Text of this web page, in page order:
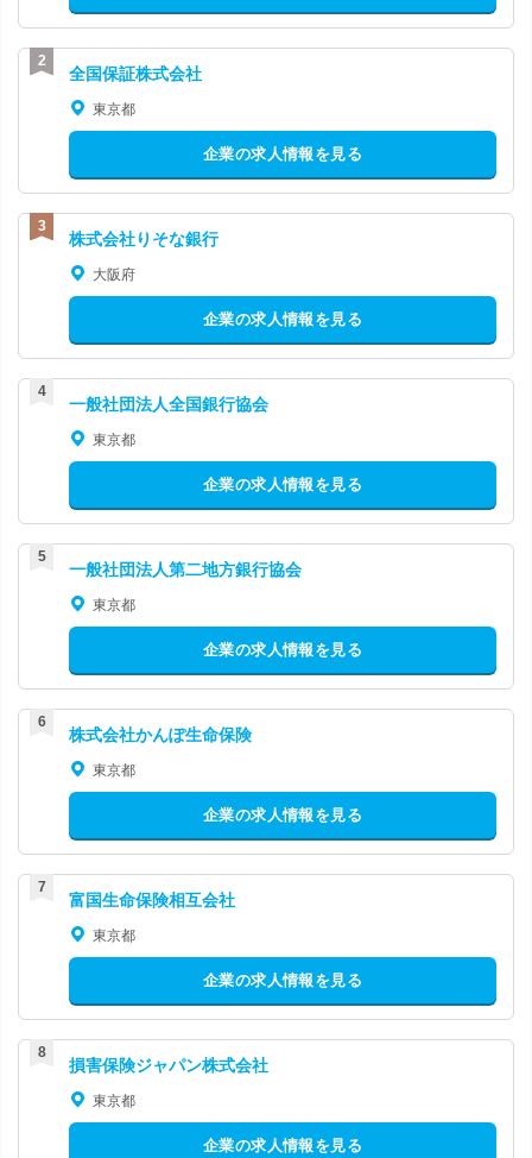
全国保証株式会社
東京都
企業の求人情報を見る
株式会社りそな銀行
大阪府
企業の求人情報を見る
一般社団法人全国銀行協会
東京都
企業の求人情報を見る
一般社団法人第二地方銀行協会
東京都
企業の求人情報を見る
株式会社かんぽ生命保険
東京都
企業の求人情報を見る
富国生命保険相互会社
東京都
企業の求人情報を見る
損害保険ジャパン株式会社
東京都
企業の求人情報を見る